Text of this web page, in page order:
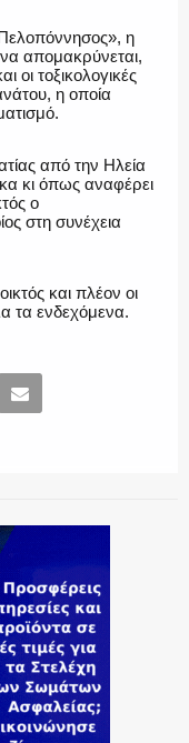
η
να απομακρύνεται,
οι τοξικολογικές
η οποία
από την Ηλεία
κι όπως αναφέρει
ο
στη συνέχεια
και πλέον οι
τα ενδεχόμενα.